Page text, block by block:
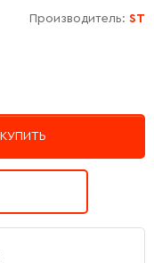
Производитель: ST
КУПИТЬ